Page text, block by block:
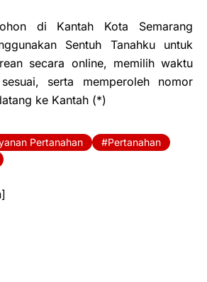
di Kantah Kota Semarang
Sentuh Tanahku untuk
secara online, memilih waktu
serta memperoleh nomor
ke Kantah (*)
Pertanahan
Pertanahan